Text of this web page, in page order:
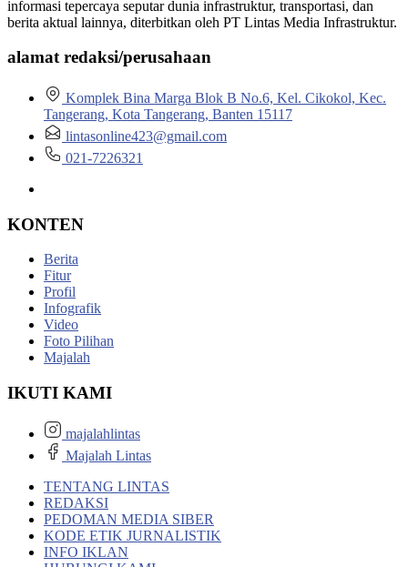
informasi tepercaya seputar dunia infrastruktur, transportasi, dan
berita aktual lainnya, diterbitkan oleh PT Lintas Media Infrastruktur.
alamat redaksi/perusahaan
Komplek Bina Marga Blok B No.6, Kel. Cikokol, Kec.
Tangerang, Kota Tangerang, Banten 15117
lintasonline423@gmail.com
021-7226321
KONTEN
Berita
Fitur
Profil
Infografik
Video
Foto Pilihan
Majalah
IKUTI KAMI
majalahlintas
Majalah Lintas
TENTANG LINTAS
REDAKSI
PEDOMAN MEDIA SIBER
KODE ETIK JURNALISTIK
INFO IKLAN